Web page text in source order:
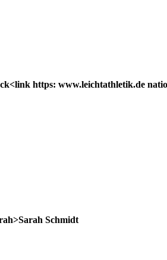
https: www.leichtathletik.de
Schmidt